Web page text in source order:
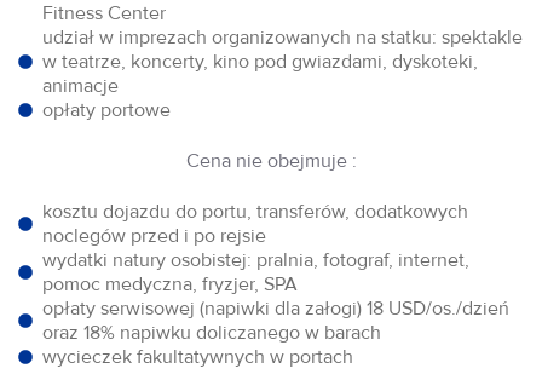
Fitness Center
udział w imprezach organizowanych na statku: spektakle
w teatrze, koncerty, kino pod gwiazdami, dyskoteki,
animacje
opłaty portowe
Cena nie obejmuje :
kosztu dojazdu do portu, transferów, dodatkowych
noclegów przed i po rejsie
wydatki natury osobistej: pralnia, fotograf, internet,
pomoc medyczna, fryzjer, SPA
opłaty serwisowej (napiwki dla załogi) 18 USD/os./dzień
oraz 18% napiwku doliczanego w barach
wycieczek fakultatywnych w portach